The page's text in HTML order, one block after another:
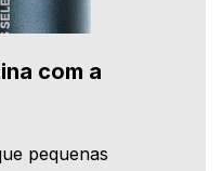
com a
pequenas